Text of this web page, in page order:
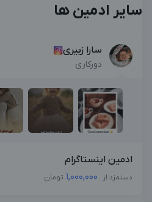
سایر ادمین ها
سارا زبیری
دورکاری
ادمین اینستاگرام
دستمزد از 1,000,000 تومان